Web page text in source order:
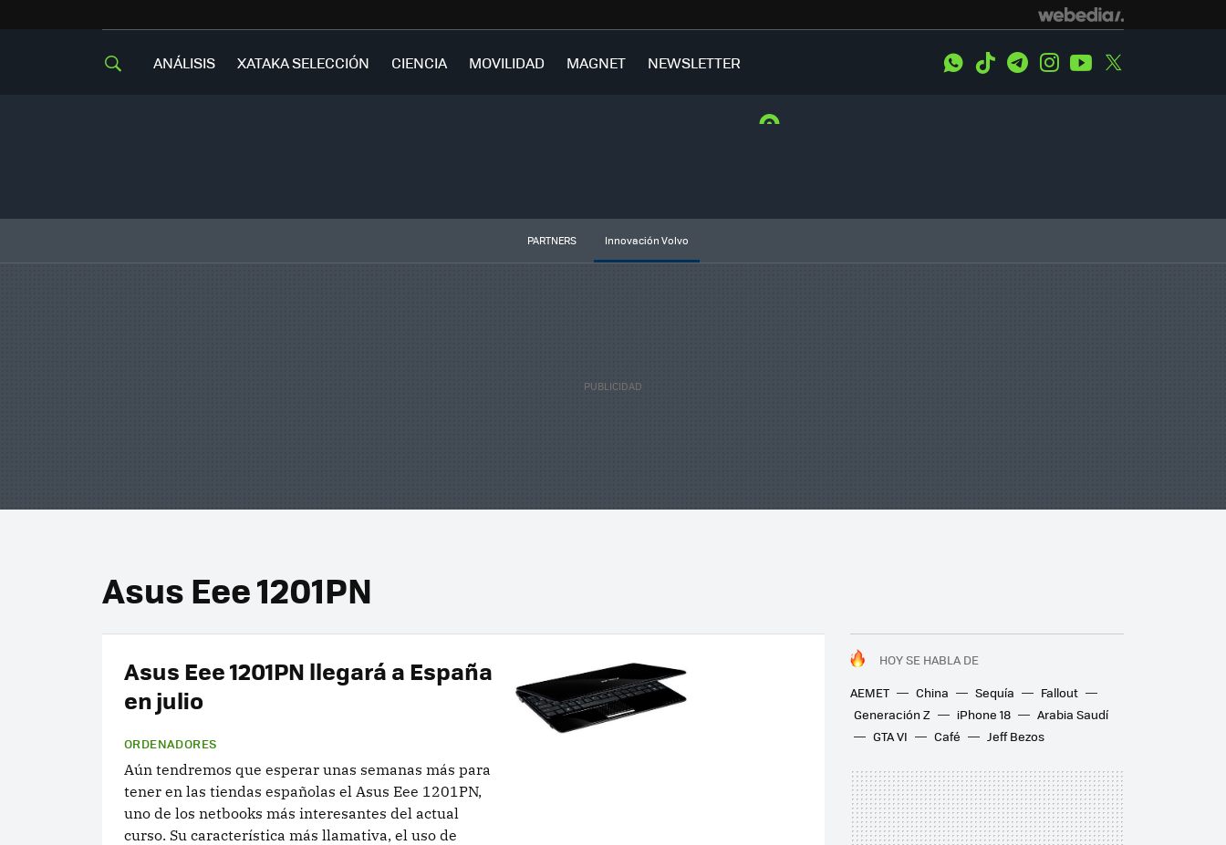
ANÁLISIS XATAKA SELECCIÓN CIENCIA MOVILIDAD MAGNET NEWSLETTER WhatsApp
Tiktok TelegramInstagramYoutube
PARTNERS Innovación Volvo
Asus Eee 1201PN
HOY SE HABLA DE
AEMET
China Sequía
Fallout
Generación Z
iPhone 18
Arabia Saudí
GTA VI
Café Jeff Bezos
Asus Eee 1201PN llegará a España
en julio
ORDENADORES
Aún tendremos que esperar unas semanas más para
tener en las tiendas españolas el Asus Eee 1201PN,
uno de los netbooks más interesantes del actual
curso. Su característica más llamativa, el uso de